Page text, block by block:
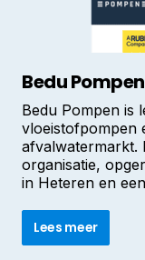
Bedu
Bedu Pompen is
vloeistofpompen
afvalwatermarkt.
organisatie,
in Heteren en
Lees meer